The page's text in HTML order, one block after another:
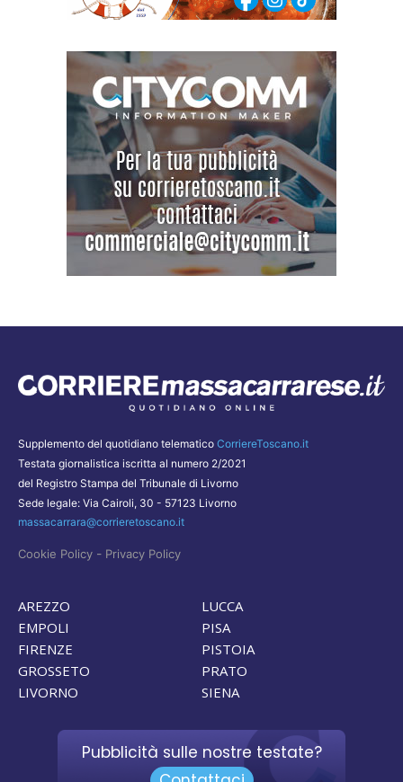
Supplemento del quotidiano telematico CorriereToscano.it
Testata giornalistica iscritta al numero 2/2021
del Registro Stampa del Tribunale di Livorno
Sede legale: Via Cairoli, 30 - 57123 Livorno
massacarrara@corrieretoscano.it
Cookie Policy - Privacy Policy
AREZZO
EMPOLI
FIRENZE
GROSSETO
LIVORNO
LUCCA
PISA
PISTOIA
PRATO
SIENA
Pubblicità sulle nostre testate?